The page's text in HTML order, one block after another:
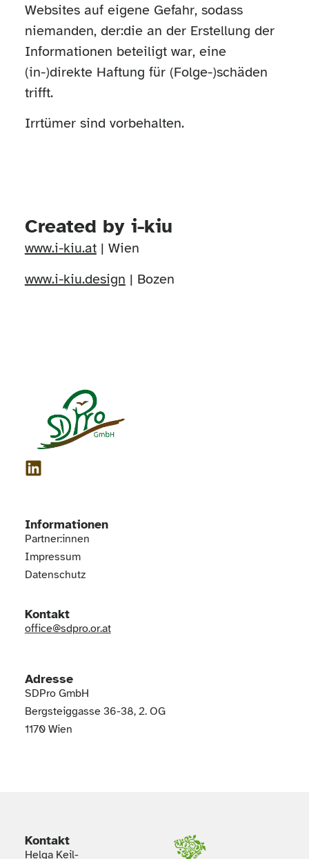
Websites auf eigene Gefahr, sodass
niemanden, der:die an der Erstellung der
Informationen beteiligt war, eine
(in-)direkte Haftung für (Folge-)schäden
trifft.
Irrtümer sind vorbehalten.
Created by i-kiu
www.i-kiu.at| Wien
www.i-kiu.design | Bozen
Informationen
Partner:innen
Impressum
Datenschutz
Kontakt
office@sdpro.or.at
Adresse
SDPro GmbH
Bergsteiggasse 36-38, 2. OG
1170 Wien
Kontakt
Helga Keil-